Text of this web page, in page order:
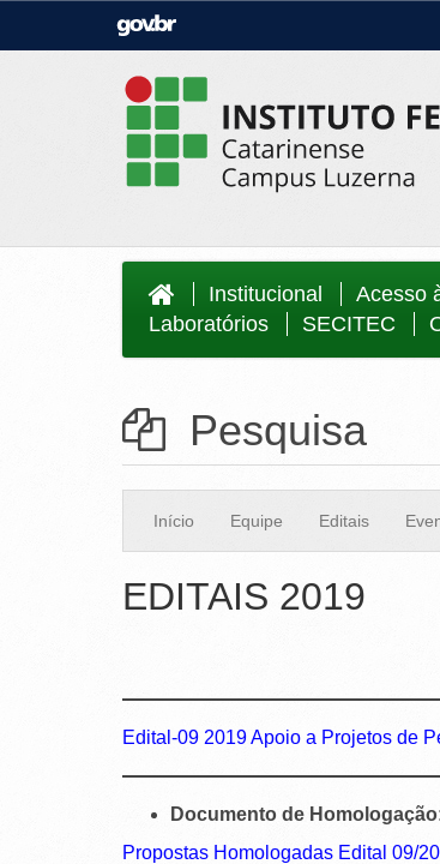
Casa Civil
Ministério da Agricultura, Pecuária e
Abastecimento
Ministério do Meio Ambiente Ministério do Turismo
Institucional Acesso
Laboratórios
SECITEC
Pesquisa
Início Equipe Editais
EDITAIS 2019
Edital-09 2019 Apoio a Projetos de
Documento de
Propostas Homologadas Edital 09/